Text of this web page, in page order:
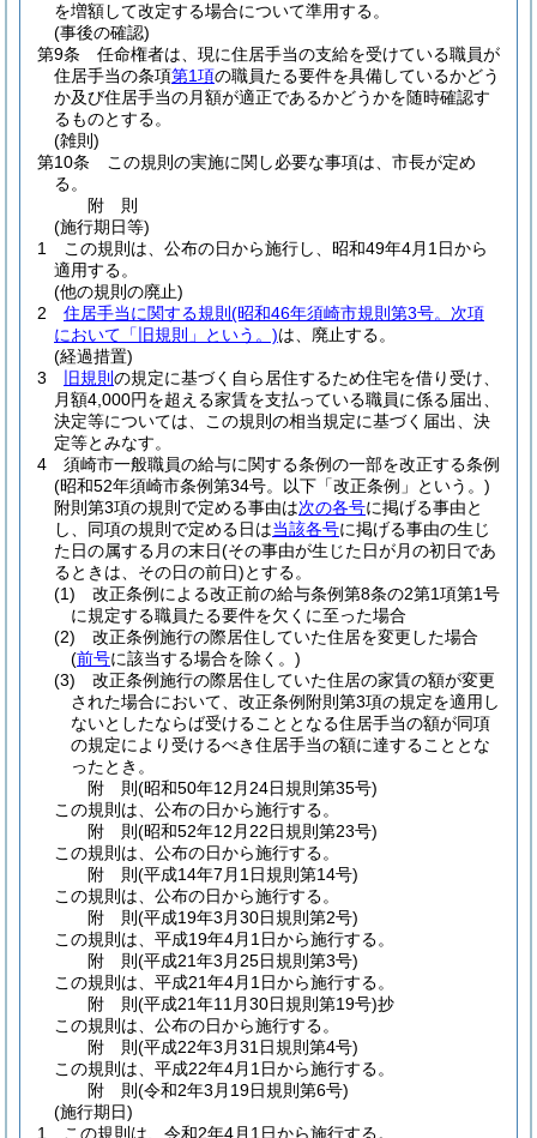
を増額して改定する場合について準用する。
(事後の確認)
第9条
任命権者は、現に住居手当の支給を受けている職員が
住居手当の条項第1項の職員たる要件を具備しているかどう
か及び住居手当の月額が適正であるかどうかを随時確認す
るものとする。
(雑則)
第10条
この規則の実施に関し必要な事項は、市長が定め
る。
附 則
(施行期日等)
1
この規則は、公布の日から施行し、昭和49年4月1日から
適用する。
(他の規則の廃止)
2
住居手当に関する規則 (昭和46年須崎市規則第3号。次項
において「旧規則」という。)は、廃止する。
(経過措置)
3
旧規則 の規定に基づく自ら居住するため住宅を借り受け、
月額4,000円を超える家賃を支払っている職員に係る届出、
決定等については、この規則の相当規定に基づく届出、決
定等とみなす。
4
須崎市一般職員の給与に関する条例の一部を改正する条例
(昭和52年須崎市条例第34号。以下「改正条例」という。)
附則第3項の規則で定める事由は次の各号に掲げる事由と
し、同項の規則で定める日は当該各号に掲げる事由の生じ
た日の属する月の末日(その事由が生じた日が月の初日であ
るときは、その日の前日)とする。
(1)
改正条例による改正前の給与条例第8条の2第1項第1号
に規定する職員たる要件を欠くに至った場合
(2)
改正条例施行の際居住していた住居を変更した場合
(前号に該当する場合を除く。)
(3)
改正条例施行の際居住していた住居の家賃の額が変更
された場合において、改正条例附則第3項の規定を適用し
ないとしたならば受けることとなる住居手当の額が同項
の規定により受けるべき住居手当の額に達することとな
ったとき。
附 則(昭和50年12月24日規則第35号)
この規則は、公布の日から施行する。
附 則(昭和52年12月22日規則第23号)
この規則は、公布の日から施行する。
附 則(平成14年7月1日規則第14号)
この規則は、公布の日から施行する。
附 則(平成19年3月30日規則第2号)
この規則は、平成19年4月1日から施行する。
附 則(平成21年3月25日規則第3号)
この規則は、平成21年4月1日から施行する。
附 則(平成21年11月30日規則第19号)抄
この規則は、公布の日から施行する。
附 則(平成22年3月31日規則第4号)
この規則は、平成22年4月1日から施行する。
附 則(令和2年3月19日規則第6号)
(施行期日)
1
この規則は、令和2年4月1日から施行する。